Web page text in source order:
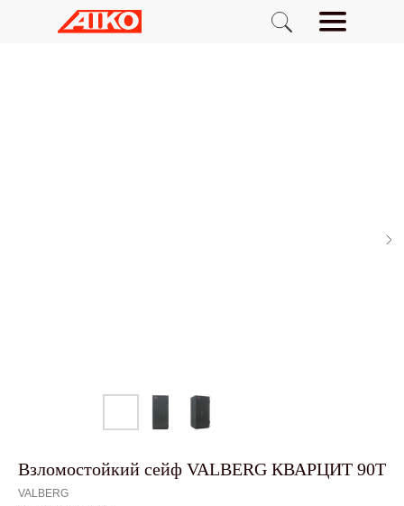
Взломостойкий сейф VALBERG КВАРЦИТ 90Т
VALBERG